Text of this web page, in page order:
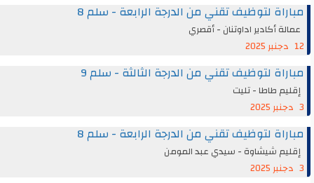
مباراة لتوظيف تقني من الدرجة الرابعة - سلم 8
عمالة أكادير اداوتنان - أقصري
12 دجنبر 2025
مباراة لتوظيف تقني من الدرجة الثالثة - سلم 9
إقليم طاطا - تليت
مباراة لتوظيف تقني من الدرجة الرابعة - سلم 8
إقليم شيشاوة - سيدي عبد المومن